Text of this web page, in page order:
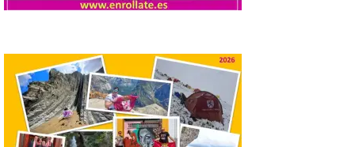
sus puertas en La Bañeza
con más de 60 puestos y
un amplio programa de
animación.
6 Ago 2026